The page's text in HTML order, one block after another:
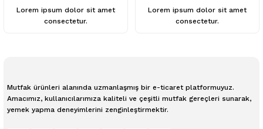
Lorem ipsum dolor sit amet
consectetur.
Lorem ipsum dolor sit amet
consectetur.
Mutfak ürünleri alanında uzmanlaşmış bir e-ticaret platformuyuz.
Amacımız, kullanıcılarımıza kaliteli ve çeşitli mutfak gereçleri sunarak,
yemek yapma deneyimlerini zenginleştirmektir.